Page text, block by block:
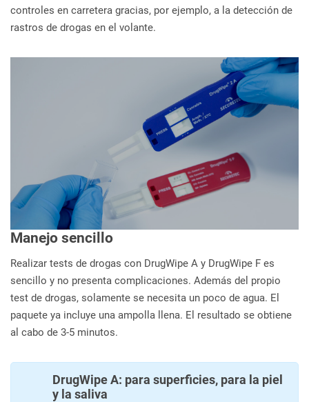
controles en carretera gracias, por ejemplo, a la detección de
rastros de drogas en el volante.
Manejo sencillo
Realizar tests de drogas con DrugWipe A y DrugWipe F es
sencillo y no presenta complicaciones. Además del propio
test de drogas, solamente se necesita un poco de agua. El
paquete ya incluye una ampolla llena. El resultado se obtiene
al cabo de 3-5 minutos.
DrugWipe A: para superficies, para la piel
y la saliva